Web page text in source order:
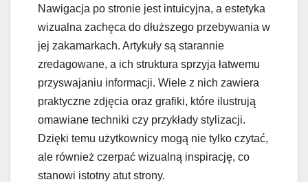
Nawigacja po stronie jest intuicyjna, a estetyka
wizualna zachęca do dłuższego przebywania w
jej zakamarkach. Artykuły są starannie
zredagowane, a ich struktura sprzyja łatwemu
przyswajaniu informacji. Wiele z nich zawiera
praktyczne zdjęcia oraz grafiki, które ilustrują
omawiane techniki czy przykłady stylizacji.
Dzięki temu użytkownicy mogą nie tylko czytać,
ale również czerpać wizualną inspirację, co
stanowi istotny atut strony.